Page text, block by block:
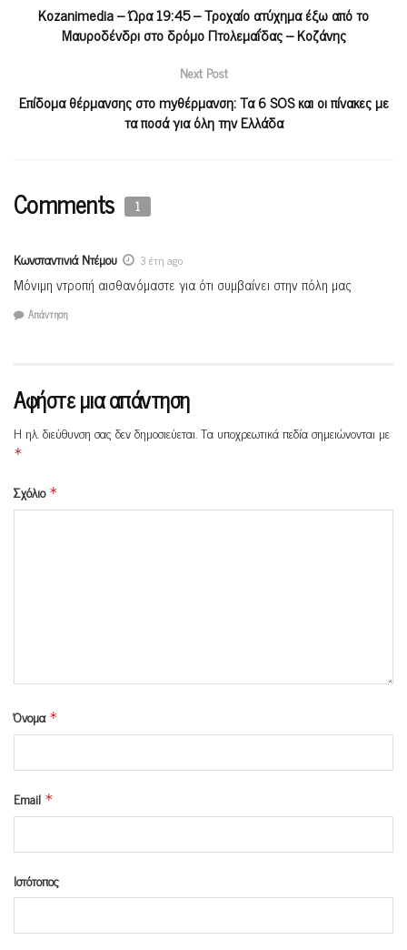
Kozanimedia – Ώρα 19:45 – Τροχαίο ατύχημα έξω από το
Μαυροδένδρι στο δρόμο Πτολεμαΐδας – Κοζάνης
Next Post
Επίδομα θέρμανσης στο myθέρμανση: Τα 6 SOS και οι πίνακες με
τα ποσά για όλη την Ελλάδα
Comments 1
Κωνσταντινιά Ντέμου 3 έτη ago
Μόνιμη ντροπή αισθανόμαστε για ότι συμβαίνει στην πόλη μας
Απάντηση
Αφήστε μια απάντηση
Η ηλ. διεύθυνση σας δεν δημοσιεύεται.Τα υποχρεωτικά πεδία σημειώνονται με
*
Σχόλιο *
Όνομα *
Email *
Ιστότοπος